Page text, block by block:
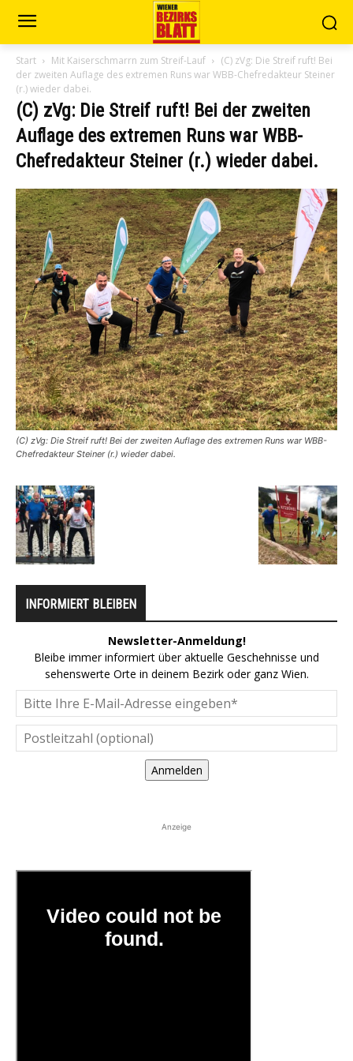
Start Mit Kaiserschmarrn zum Streif-Lauf
(C) zVg: Die Streif ruft! Bei
der zweiten Auflage des extremen Runs war WBB-Chefredakteur Steiner
(r.) wieder dabei.
(C) zVg: Die Streif ruft! Bei der zweiten
Auflage des extremen Runs war WBB-
Chefredakteur Steiner (r.) wieder dabei.
(C) zVg: Die Streif ruft! Bei der zweiten Auflage des extremen Runs war WBB-
Chefredakteur Steiner (r.) wieder dabei.
INFORMIERT BLEIBEN
Newsletter-Anmeldung!
Bleibe immer informiert über aktuelle Geschehnisse und
sehenswerte Orte in deinem Bezirk oder ganz Wien.
Anmelden
Anzeige